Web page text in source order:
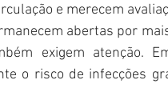
e merecem
abertas por
exigem atenção.
o risco de infecções